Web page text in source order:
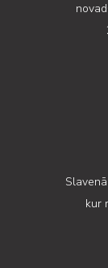
kur